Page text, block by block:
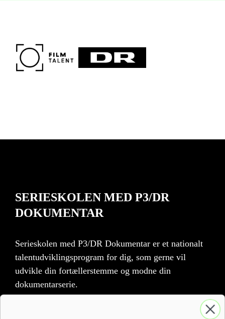
SERIESKOLEN MED P3/DR
DOKUMENTAR
Serieskolen med P3/DR Dokumentar er et nationalt
talentudviklingsprogram for dig, som gerne vil
udvikle din fortællerstemme og modne din
dokumentarserie.
Gå ikke glip af vigtige